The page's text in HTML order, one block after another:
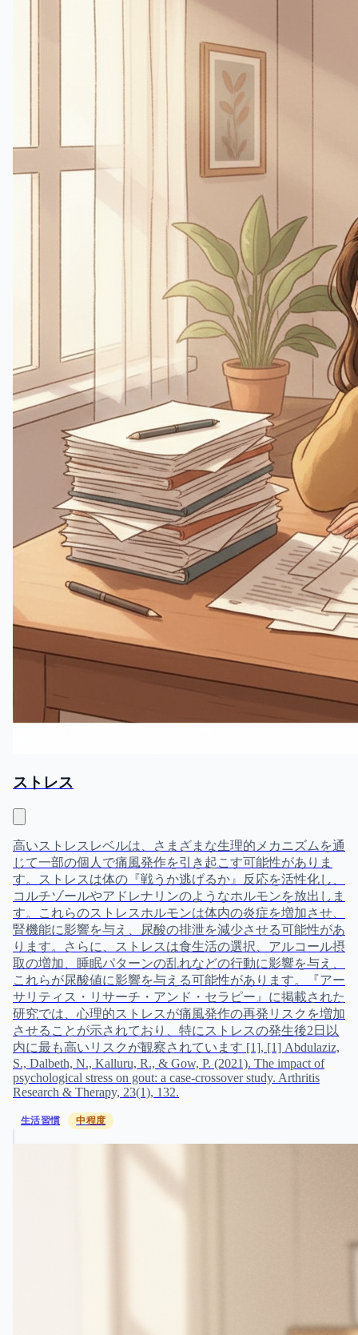
す。ストレスは体の『戦うか逃げるか』反応を活性化し、
腎機能に影響を与え、尿酸の排泄を減少させる可能性があ
ります。さらに、ストレスは食生活の選択、アルコール摂
取の増加、睡眠パターンの乱れなどの行動に影響を与え、
これらが尿酸値に影響を与える可能性があります。『アー
サリティス・リサーチ・アンド・セラピー』に掲載された
研究では、心理的ストレスが痛風発作の再発リスクを増加
させることが示されており、特にストレスの発生後2日以
内に最も高いリスクが観察されています [1], [1] Abdulaziz,
S., Dalbeth, N., Kalluru, R., & Gow, P. (2021). The impact of
psychological stress on gout: a case-crossover study. Arthritis
Research & Therapy, 23(1), 132.
生活習慣 中程度